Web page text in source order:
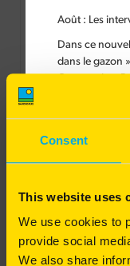
Consent
This website uses
We use cookies to
provide social
We also share
Fauche 1 fois par an
GPVÉGÉ
Août : Les
Dans ce
dans le gazon
différentes
Les
préserver
d'optimiser les
et de la
Pourquoi et